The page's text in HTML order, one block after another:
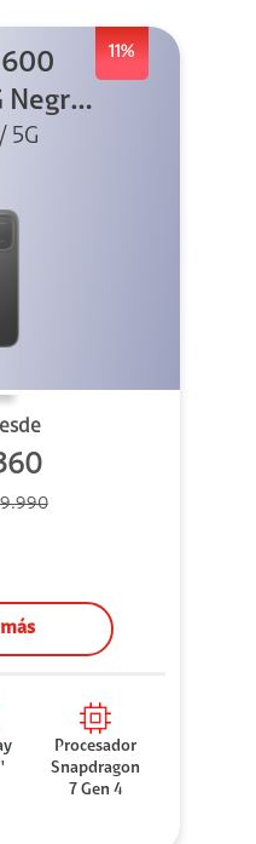
11%
Negro
2
5G
Procesador
Snapdragon
7 Gen 4